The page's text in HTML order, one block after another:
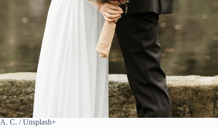
A. C. / Unsplash+